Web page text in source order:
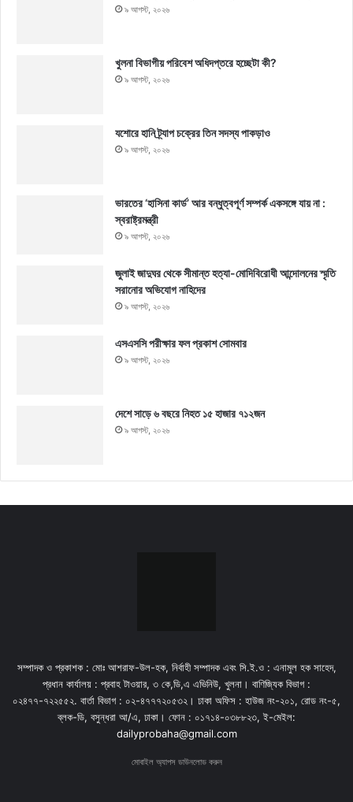
৯ আগস্ট, ২০২৬
খুলনা বিভাগীয় পরিবেশ অধিদপ্তরে হচ্ছেটা কী?
৯ আগস্ট, ২০২৬
যশোরে হানি ট্র্যাপ চক্রের তিন সদস্য পাকড়াও
৯ আগস্ট, ২০২৬
ভারতের ‘হাসিনা কার্ড’ আর বন্ধুত্বপূর্ণ সম্পর্ক একসঙ্গে যায় না :
স্বরাষ্ট্রমন্ত্রী
৯ আগস্ট, ২০২৬
জুলাই জাদুঘর থেকে সীমান্ত হত্যা-মোদিবিরোধী আন্দোলনের স্মৃতি
সরানোর অভিযোগ নাহিদের
৯ আগস্ট, ২০২৬
এসএসসি পরীক্ষার ফল প্রকাশ সোমবার
৯ আগস্ট, ২০২৬
দেশে সাড়ে ৬ বছরে নিহত ১৫ হাজার ৭১২জন
৯ আগস্ট, ২০২৬
সম্পাদক ও প্রকাশক : মোঃ আশরাফ-উল-হক, নির্বাহী সম্পাদক এবং সি.ই.ও : এনামুল হক সাহেদ,
প্রধান কার্যালয় : প্রবাহ টাওয়ার, ৩ কে,ডি,এ এভিনিউ, খুলনা। বাণিজ্যিক বিভাগ :
০২৪৭৭-৭২২৫৫২. বার্তা বিভাগ : ০২-৪৭৭৭২০৫৩২। ঢাকা অফিস : হাউজ নং-২০১, রোড নং-৫,
ব্লক-ডি, বসুন্ধরা আ/এ, ঢাকা। ফোন : ০১৭১৪-০৩৮৮২৩, ই-মেইল:
dailyprobaha@gmail.com
মোবাইল অ্যাপস ডাউনলোড করুন